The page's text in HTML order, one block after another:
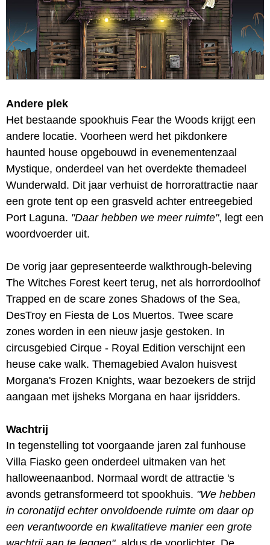
Andere plek
Het bestaande spookhuis Fear the Woods krijgt een
andere locatie. Voorheen werd het pikdonkere
haunted house opgebouwd in evenementenzaal
Mystique, onderdeel van het overdekte themadeel
Wunderwald. Dit jaar verhuist de horrorattractie naar
een grote tent op een grasveld achter entreegebied
Port Laguna. "Daar hebben we meer ruimte", legt een
woordvoerder uit.
De vorig jaar gepresenteerde walkthrough-beleving
The Witches Forest keert terug, net als horrordoolhof
Trapped en de scare zones Shadows of the Sea,
DesTroy en Fiesta de Los Muertos. Twee scare
zones worden in een nieuw jasje gestoken. In
circusgebied Cirque - Royal Edition verschijnt een
heuse cake walk. Themagebied Avalon huisvest
Morgana's Frozen Knights, waar bezoekers de strijd
aangaan met ijsheks Morgana en haar ijsridders.
Wachtrij
In tegenstelling tot voorgaande jaren zal funhouse
Villa Fiasko geen onderdeel uitmaken van het
halloweenaanbod. Normaal wordt de attractie 's
avonds getransformeerd tot spookhuis. "We hebben
in coronatijd echter onvoldoende ruimte om daar op
een verantwoorde en kwalitatieve manier een grote